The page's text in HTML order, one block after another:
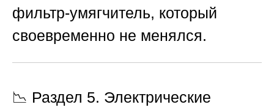
фильтр-умягчитель, который
своевременно не менялся.
📉 Раздел 5. Электрические